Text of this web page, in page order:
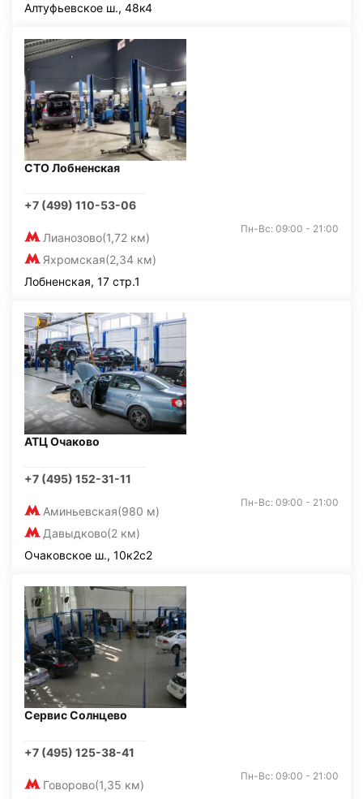
Алтуфьевское ш., 48к4
СТО Лобненская
+7 (499) 110-53-06
Лианозово(1,72 км)
Яхромская(2,34 км)
Пн-Вс: 09:00 - 21:00
Лобненская, 17 стр.1
АТЦ Очаково
+7 (495) 152-31-11
Аминьевская(980 м)
Давыдково(2 км)
Пн-Вс: 09:00 - 21:00
Очаковское ш., 10к2с2
Сервис Солнцево
+7 (495) 125-38-41
Говорово(1,35 км)
Пн-Вс: 09:00 - 21:00